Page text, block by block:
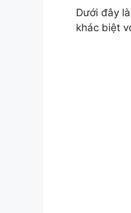
Dưới đây
khác biệt